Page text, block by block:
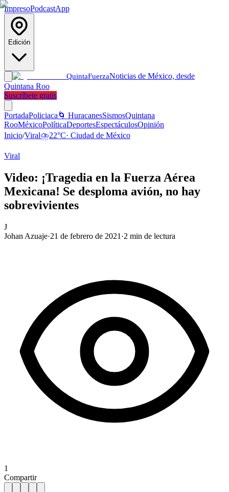
ImpresoPodcastApp
Edición
QuintaFuerzaNoticias de México, desde
Quintana Roo
Suscríbete gratis
PortadaPoliciaca 🌀 HuracanesSismosQuintana
RooMéxicoPolíticaDeportesEspectáculosOpinión
Inicio/Viral⛈️22°C· Ciudad de México
Viral
Video: ¡Tragedia en la Fuerza Aérea
Mexicana! Se desploma avión, no hay
sobrevivientes
J
Johan Azuaje·21 de febrero de 2021 ·2 min de lectura
1
Compartir